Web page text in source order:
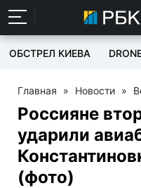
ОБСТРЕЛ КИЕВА
Главная » Новости »
Россияне
ударили
(фото)